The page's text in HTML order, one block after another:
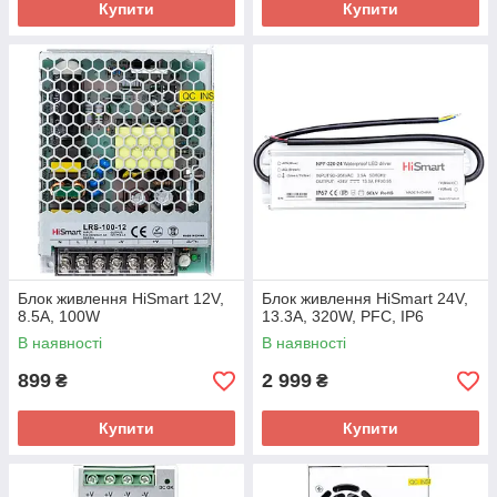
Купити Купити
Блок живлення HiSmart 12V,
8.5A, 100W
В наявності
899 ₴
Купити
Блок живлення HiSmart 24V,
13.3A, 320W, PFC, IP6
В наявності
2 999 ₴
Купити